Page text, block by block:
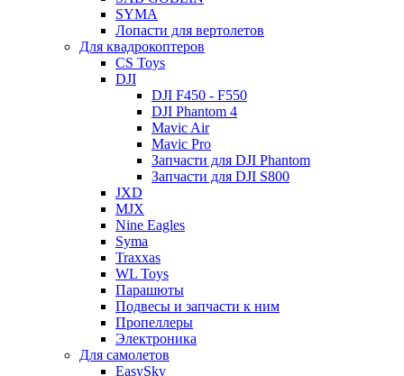
SYMA
Лопасти для вертолетов
Для квадрокоптеров
CS Toys
DJI
DJI F450 - F550
DJI Phantom 4
Mavic Air
Mavic Pro
Запчасти для DJI Phantom
Запчасти для DJI S800
JXD
MJX
Nine Eagles
Syma
Traxxas
WL Toys
Парашюты
Подвесы и запчасти к ним
Пропеллеры
Электроника
Для самолетов
EasySky